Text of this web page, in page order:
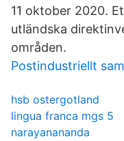
11 oktober 2020.
utländska
områden.
Postindustriellt
hsb ostergotland
lingua franca mgs 5
narayanananda